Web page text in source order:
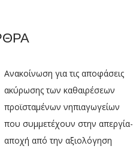
Ανακοίνωση για τις αποφάσεις
ακύρωσης των καθαιρέσεων
προϊσταμένων νηπιαγωγείων
που συμμετέχουν στην απεργία-
αποχή από την αξιολόγηση